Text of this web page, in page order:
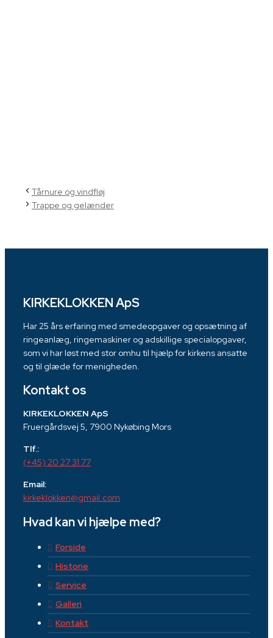
Tårnure og vindfløj
Trappe og gelænder
KIRKEKLOKKEN ApS
Har 25 års erfaring med smedeopgaver og opsætning af
ringeanlæg, ringemaskiner og adskillige specialopgaver,
som vi har løst med stor omhu til hjælp for kirkens ansatte
og til glæde for menigheden.
Kontakt os
KIRKEKLOKKEN ApS
Fruergårdsvej 5, 7900 Nykøbing Mors
Tlf.:
(+45) 20 27 31 77
Email:
kirkeklokken@gmail.com
Hvad kan vi hjælpe med?
Forside
Historie
Service
Galleri
Kontakt